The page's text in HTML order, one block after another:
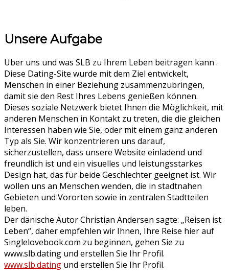
Unsere Aufgabe
Über uns und was SLB zu Ihrem Leben beitragen kann .
Diese Dating-Site wurde mit dem Ziel entwickelt,
Menschen in einer Beziehung zusammenzubringen,
damit sie den Rest Ihres Lebens genießen können.
Dieses soziale Netzwerk bietet Ihnen die Möglichkeit, mit
anderen Menschen in Kontakt zu treten, die die gleichen
Interessen haben wie Sie, oder mit einem ganz anderen
Typ als Sie. Wir konzentrieren uns darauf,
sicherzustellen, dass unsere Website einladend und
freundlich ist und ein visuelles und leistungsstarkes
Design hat, das für beide Geschlechter geeignet ist. Wir
wollen uns an Menschen wenden, die in stadtnahen
Gebieten und Vororten sowie in zentralen Stadtteilen
leben.
Der dänische Autor Christian Andersen sagte: „Reisen ist
Leben“, daher empfehlen wir Ihnen, Ihre Reise hier auf
Singlelovebook.com zu beginnen, gehen Sie zu
www.slb.dating und erstellen Sie Ihr Profil.
www.slb.dating und erstellen Sie Ihr Profil.